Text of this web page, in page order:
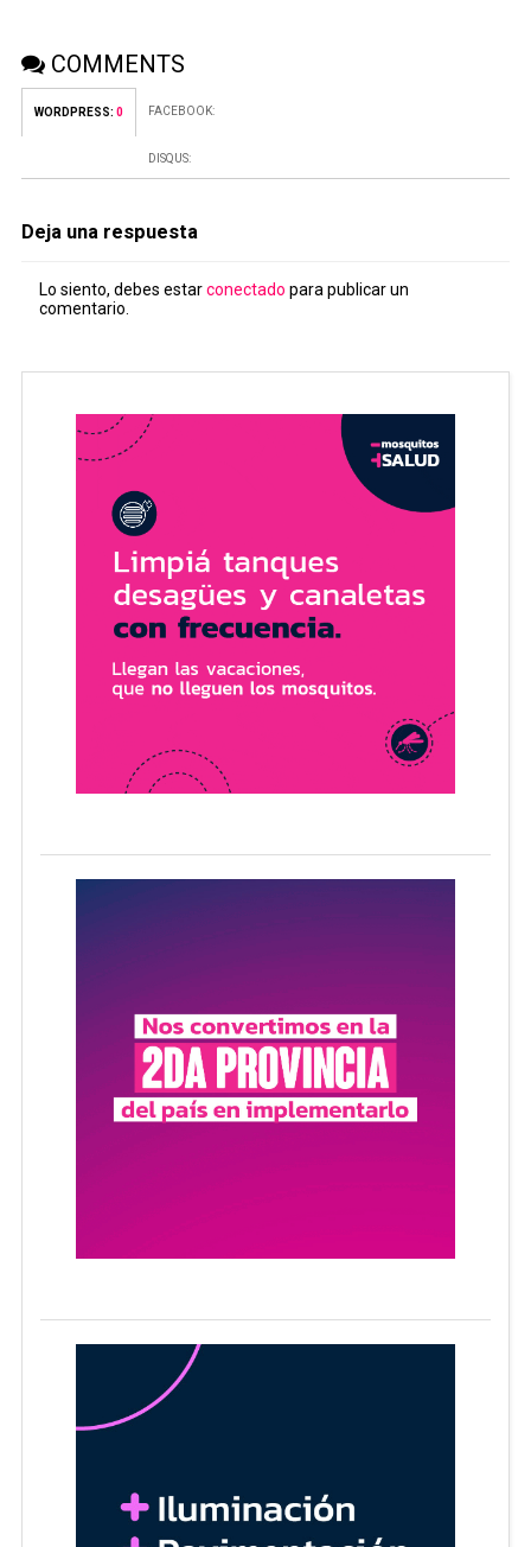
COMMENTS
WORDPRESS: 0 FACEBOOK:
DISQUS:
Deja una respuesta
Lo siento, debes estarconectado para publicar un
comentario.